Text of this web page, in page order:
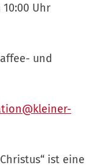
Uhr
und
ist eine